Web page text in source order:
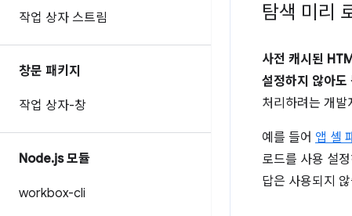
작업 상자 스트림
창문 패키지
작업 상자-창
Node.js 모듈
workbox-cli
탐색 미리
사전 캐시된
설정하지 않아도
처리하려는 개발
예를 들어 앱 셸
로드를 사용 설
답은 사용되지